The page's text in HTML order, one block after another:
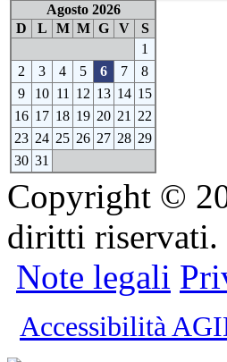
Agosto 2026
D
L M M G V
S
1
2
3 4 5 6 7
8
9
10 11 12 13 14 15
16 17 18 19 20 21
22
23 24 25 26 27 28 29
30 31
Copyright ©
diritti riservati.
Note legali
Accessibilità